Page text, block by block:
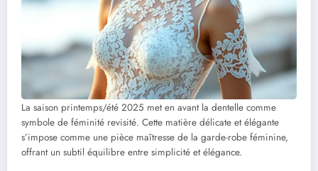
La saison printemps/été 2025 met en avant la dentelle comme
symbole de féminité revisité. Cette matière délicate et élégante
s’impose comme une pièce maîtresse de la garde-robe féminine,
offrant un subtil équilibre entre simplicité et élégance.